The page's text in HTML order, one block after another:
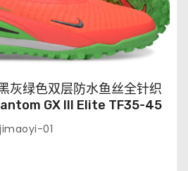
灰绿色双层防水鱼丝全针织
GX III Elite TF35-45
01